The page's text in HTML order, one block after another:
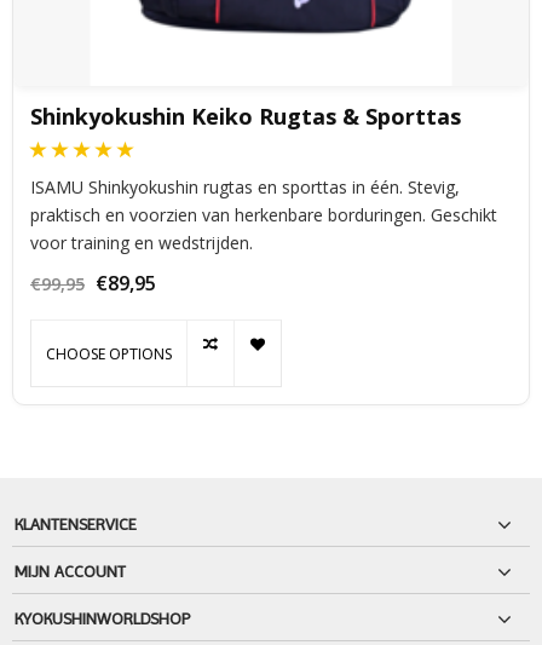
Shinkyokushin Keiko Rugtas & Sporttas
ISAMU Shinkyokushin rugtas en sporttas in één. Stevig,
praktisch en voorzien van herkenbare borduringen. Geschikt
voor training en wedstrijden.
€99,95 €89,95
CHOOSE OPTIONS
KLANTENSERVICE
MIJN ACCOUNT
KYOKUSHINWORLDSHOP